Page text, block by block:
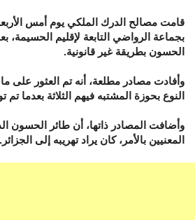
بجماعة الرواضي التابعة لإقليم الحسيمة،
الحسون بطريقة غير قانونية.
النوع بحوزة المشتبه فيهم الثلاثة بعدما تم
وأضافت المصادر ذاتها، أن طائر الحسون
المعنيين بالأمر، كان يراد تهريبه إلى الجزائر.